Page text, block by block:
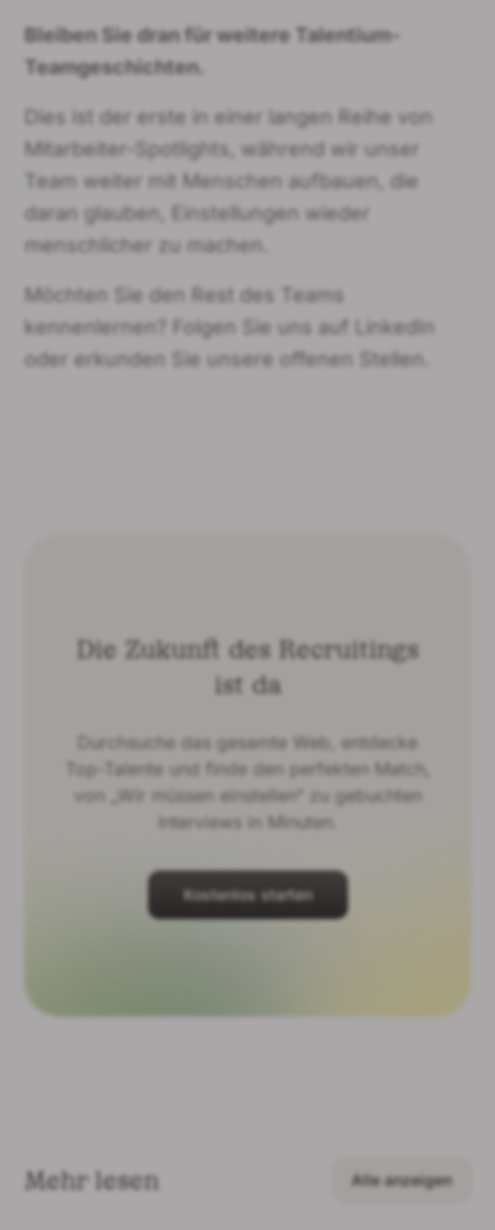
Bleiben Sie dran für weitere Talentium-
Teamgeschichten.
Dies ist der erste in einer langen Reihe von
Mitarbeiter-Spotlights, während wir unser
Team weiter mit Menschen aufbauen, die
daran glauben, Einstellungen wieder
menschlicher zu machen.
Möchten Sie den Rest des Teams
kennenlernen? Folgen Sie uns auf LinkedIn
oder erkunden Sie unsere offenen Stellen.
Die Zukunft des Recruitings
ist da
Durchsuche das gesamte Web, entdecke
Top-Talente und finde den perfekten Match,
von „Wir müssen einstellen“ zu gebuchten
Interviews in Minuten.
Kostenlos starten
Mehr lesen Alle anzeigen